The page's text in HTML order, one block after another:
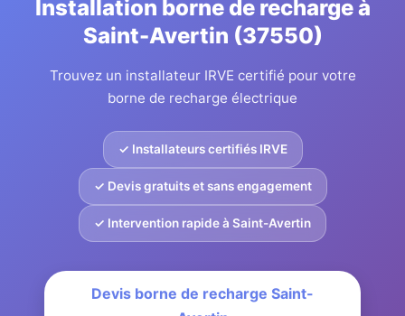
Installation borne de recharge à
Saint-Avertin (37550)
Trouvez un installateur IRVE certifié pour votre
borne de recharge électrique
✓ Installateurs certifiés IRVE
✓ Devis gratuits et sans engagement
✓ Intervention rapide à Saint-Avertin
Devis borne de recharge Saint-